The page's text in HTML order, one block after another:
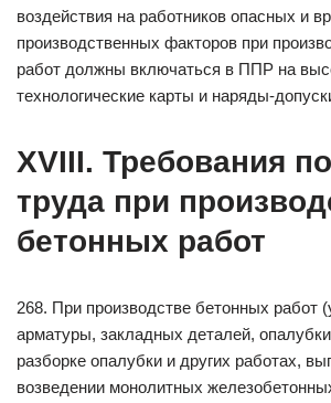
воздействия на работников опасных и
производственных факторов при
работ должны включаться в ППР на
технологические карты и наряды-
XVIII. Требования
труда при
бетонных работ
268. При производстве бетонных работ
арматуры, закладных деталей,
разборке опалубки и других работах,
возведении монолитных